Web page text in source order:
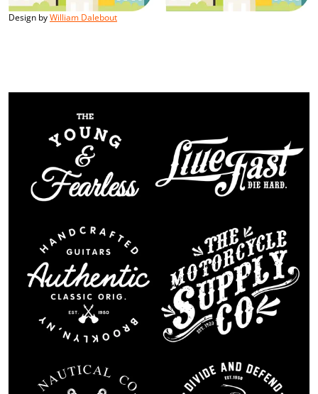
Design byWilliam Dalebout